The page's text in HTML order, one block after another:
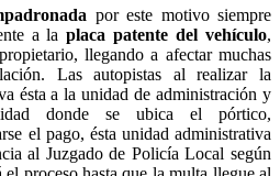
por este motivo siempre
a laplaca patente del vehículo,
llegando a afectar muchas
Las autopistas al realizar la
ésta a la unidad de administración y
donde se ubica el pórtico,
el pago, ésta unidad administrativa
al Juzgado de Policía Local según